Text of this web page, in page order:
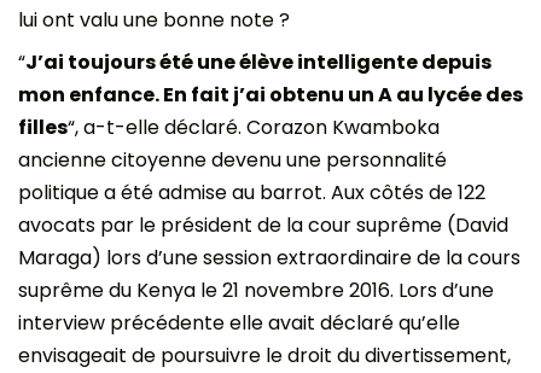
lui ont valu une bonne note ?
“J’ai toujours été une élève intelligente depuis
mon enfance. En fait j’ai obtenu un A au lycée des
filles“, a-t-elle déclaré. Corazon Kwamboka
ancienne citoyenne devenu une personnalité
politique a été admise au barrot. Aux côtés de 122
avocats par le président de la cour suprême (David
Maraga) lors d’une session extraordinaire de la cours
suprême du Kenya le 21 novembre 2016. Lors d’une
interview précédente elle avait déclaré qu’elle
envisageait de poursuivre le droit du divertissement,